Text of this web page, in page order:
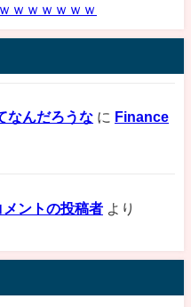
ｗｗｗｗｗｗ
なんだろうな に Finance
ントの投稿者 より